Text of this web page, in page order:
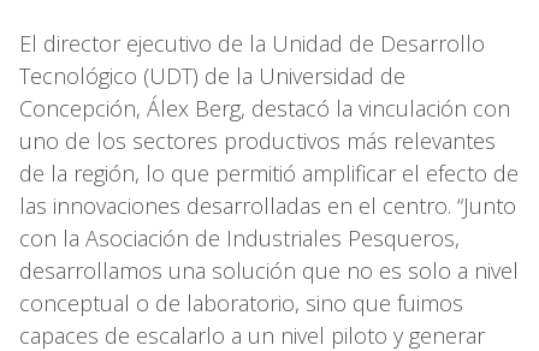
El director ejecutivo de la Unidad de Desarrollo
Tecnológico (UDT) de la Universidad de
Concepción, Álex Berg, destacó la vinculación con
uno de los sectores productivos más relevantes
de la región, lo que permitió amplificar el efecto de
las innovaciones desarrolladas en el centro. “Junto
con la Asociación de Industriales Pesqueros,
desarrollamos una solución que no es solo a nivel
conceptual o de laboratorio, sino que fuimos
capaces de escalarlo a un nivel piloto y generar